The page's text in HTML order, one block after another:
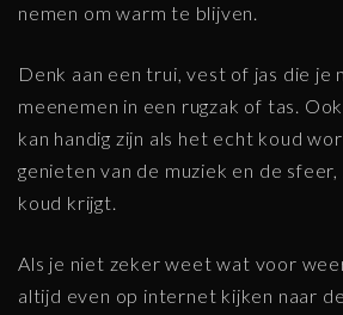
nemen om warm te blijven.
Denk aan een trui, vest of jas die je
meenemen in een rugzak of tas.
kan handig zijn als het echt koud
genieten van de muziek en de
koud krijgt.
Als je niet zeker weet wat voor
altijd even op internet kijken naar de